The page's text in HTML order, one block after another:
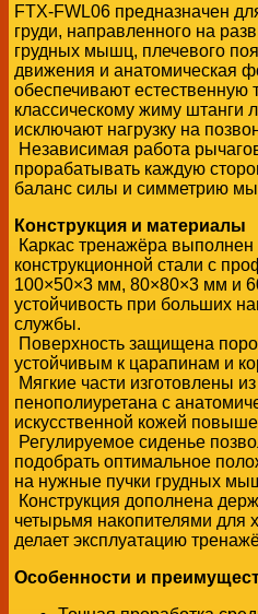
FTX-FWL06 предназначен
груди, направленного на
грудных мышц, плечевого
движения и анатомическая
обеспечивают естественную
классическому жиму штанги
исключают нагрузку на
Независимая работа
прорабатывать каждую
баланс силы и симметрию
Конструкция и материалы
Каркас тренажёра выполнен
конструкционной стали с
100×50×3 мм, 80×80×3 мм и
устойчивость при больших
службы.
Поверхность защищена
устойчивым к царапинам и
Мягкие части изготовлены
пенополиуретана с
искусственной кожей
Регулируемое сиденье
подобрать оптимальное
на нужные пучки грудных
Конструкция дополнена
четырьмя накопителями для
делает эксплуатацию
Особенности и